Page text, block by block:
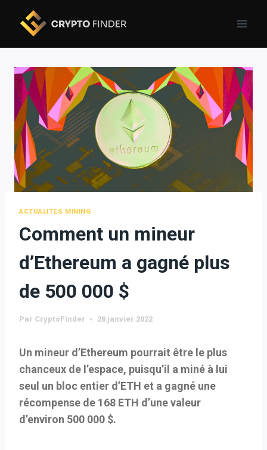
content
ACTUALITÉS MINING
Comment un mineur
d’Ethereum a gagné plus
de 500 000 $
Par CryptoFinder 28 janvier 2022
Un mineur d’Ethereum pourrait être le plus
chanceux de l’espace, puisqu’il a miné à lui
seul un bloc entier d’ETH et a gagné une
récompense de 168 ETH d’une valeur
d’environ 500 000 $.